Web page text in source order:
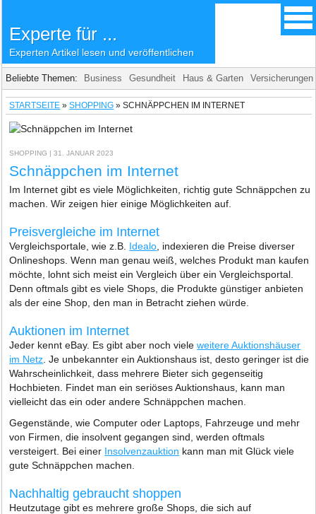
Experte für ...
Experten Artikel lesen und veröffentlichen
Beliebte Themen: Business Gesundheit Haus & Garten Versicherungen
STARTSEITE »SHOPPING »SCHNÄPPCHEN IM INTERNET
SHOPPING | 31. JANUAR 2023
Schnäppchen im Internet
Im Internet gibt es viele Möglichkeiten, richtig gute Schnäppchen zu
machen. Wir zeigen hier einige Möglichkeiten auf.
Preisvergleiche im Internet
Vergleichsportale, wie z.B. Idealo , indexieren die Preise diverser
Onlineshops. Wenn man genau weiß, welches Produkt man kaufen
möchte, lohnt sich meist ein Vergleich über ein Vergleichsportal.
Denn oftmals gibt es viele Shops, die Produkte günstiger anbieten
als der eine Shop, den man in Betracht ziehen würde.
Auktionen im Internet
Jeder kennt eBay. Es gibt aber noch vieleweitere Auktionshäuser
im Netz . Je unbekannter ein Auktionshaus ist, desto geringer ist die
Wahrscheinlichkeit, dass mehrere Bieter sich gegenseitig
Hochbieten. Findet man ein seriöses Auktionshaus, kann man
vielleicht das ein oder andere Schnäppchen machen.
Gegenstände, wie Computer oder Laptops, Fahrzeuge und mehr
von Firmen, die insolvent gegangen sind, werden oftmals
versteigert. Bei einer Insolvenzauktion kann man mit Glück viele
gute Schnäppchen machen.
Nachhaltig gebraucht shoppen
Heutzutage gibt es mehrere große Shops, die sich auf